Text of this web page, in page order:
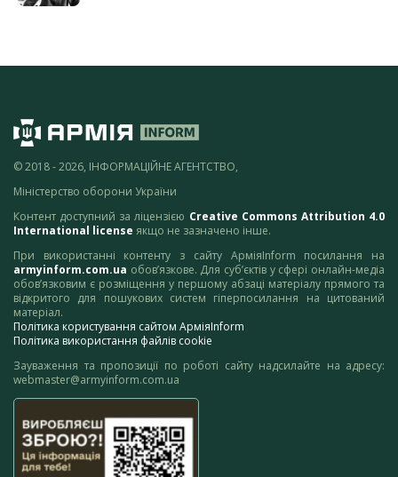
© 2018 - 2026, ІНФОРМАЦІЙНЕ АГЕНТСТВО,
Міністерство оборони України
Контент доступний за ліцензією Creative Commons Attribution 4.0
International license якщо не зазначено інше.
При використанні контенту з сайту АрміяInform посилання на
armyinform.com.ua обов’язкове. Для суб’єктів у сфері онлайн-медіа
обов’язковим є розміщення у першому абзаці матеріалу прямого та
відкритого для пошукових систем гіперпосилання на цитований
матеріал.
Політика користування сайтом АрміяInform
Політика використання файлів cookie
Зауваження та пропозиції по роботі сайту надсилайте на адресу:
webmaster@armyinform.com.ua